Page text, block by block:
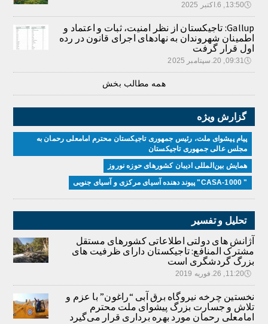
🕔13:50, 6.اکتبر 2025
Gallup: تاجیکستان از نظر امنیت، ثبات و اعتماد و
اطمینان شهروندان به نهادهای اجرای قانون در رده
اول قرار گرفت
🕔09:31, 20.سپتامبر 2025
همه مطالب بخش
گزارش ویژه
پیام پیشوای ملت، رئیس جمهوری تاجیکستان محترم امامعلی رحمان به
مجلس عالی جمهوری تاجیکستان
همایش بین‌المللی ادیبان کشور‌های حوزه نوروز
" CASA-1000" پیوند دهنده آسیای مرکزی و آسیای جنوبی
تحلیل و تفسیر
آژانش های دولتی اطلاعاتی کشورهای مستقل
مشترک المنافع: تاجیکستان دارای ظرفیت های
بزرگ گردشگری است
🕔11:20, 26.فوریه 2019
نخستین چرخه نیروگاه برق آبی “راغون” با عزم و
تلاش و جسارت بزرگ پیشوای ملت محترم
امامعلی رحمان مورد بهره برداری قرار می‌گیرد